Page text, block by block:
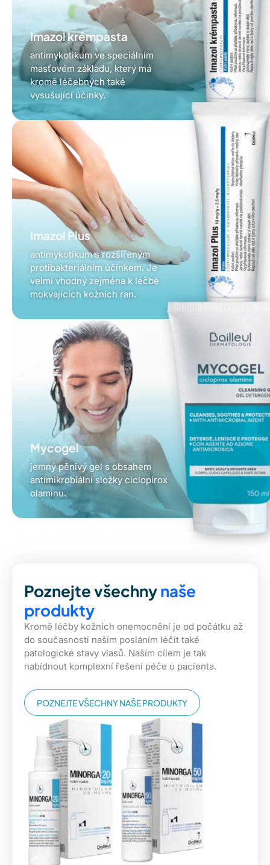
Imazol krémpasta
antimykotikum ve speciálním
masťovém základu, který má
kromě léčebných také
vysušující účinky.
Imazol Plus
antimykotikum s rozšířeným
protibakteriálním účinkem. Je
velmi vhodný zejména k léčbě
mokvajících kožních ran.
Mycogel
jemný pěnivý gel s obsahem
antimikrobiální složky ciclopirox
olaminu.
Poznejte všechnynaše
produkty
Kromě léčby kožních onemocnění je od počátku až
do současnosti naším posláním léčit také
patologické stavy vlasů. Naším cílem je tak
nabídnout komplexní řešení péče o pacienta.
POZNEJTE VŠECHNY NAŠE PRODUKTY